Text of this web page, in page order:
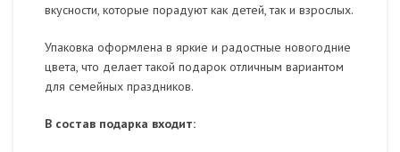
вкусности, которые порадуют как детей, так и взрослых.
Упаковка оформлена в яркие и радостные новогодние
цвета, что делает такой подарок отличным вариантом
для семейных праздников.
В состав подарка входит: